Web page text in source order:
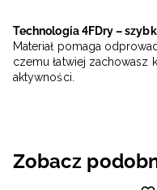
Technologia 4FDry –
Materiał pomaga
czemu łatwiej
aktywności.
Zobacz